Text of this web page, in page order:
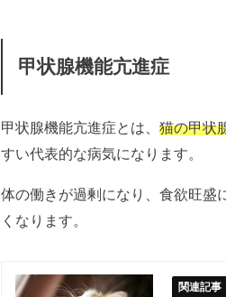
甲状腺機能亢進症
甲状腺機能亢進症とは、 猫の甲状
すい代表的な病気になります。
体の働きが過剰になり、食欲旺盛
くなります。